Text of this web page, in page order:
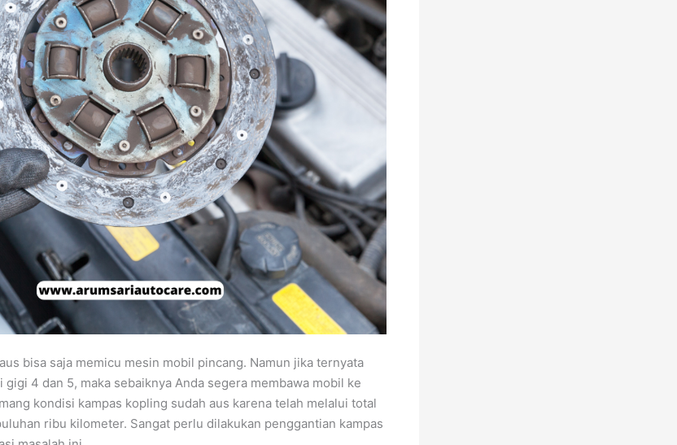
bisa saja memicu mesin mobil pincang. Namun jika ternyata
gigi 4 dan 5, maka sebaiknya Anda segera membawa mobil ke
kondisi kampas kopling sudah aus karena telah melalui total
ribu kilometer. Sangat perlu dilakukan penggantian kampas